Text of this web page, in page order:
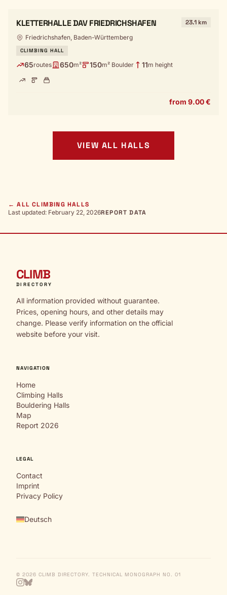
KLETTERHALLE DAV FRIEDRICHSHAFEN 23.1 km
Friedrichshafen, Baden-Württemberg
CLIMBING HALL
65routes 650m² 150m² Boulder 11m height
from 9.00 €
VIEW ALL HALLS
← ALL CLIMBING HALLS
Last updated: February 22, 2026REPORT DATA
CLIMB
DIRECTORY
All information provided without guarantee.
Prices, opening hours, and other details may
change. Please verify information on the official
website before your visit.
NAVIGATION
Home
Climbing Halls
Bouldering Halls
Map
Report 2026
LEGAL
Contact
Imprint
Privacy Policy
Deutsch
© 2026 CLIMB DIRECTORY. TECHNICAL MONOGRAPH NO. 01